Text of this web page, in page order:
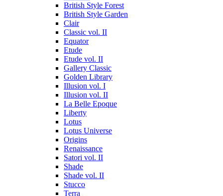
British Style Forest
British Style Garden
Clair
Classic vol. II
Equator
Etude
Etude vol. II
Gallery Classic
Golden Library
Illusion vol. I
Illusion vol. II
La Belle Epoque
Liberty
Lotus
Lotus Universe
Origins
Renaissance
Satori vol. II
Shade
Shade vol. II
Stucco
Terra